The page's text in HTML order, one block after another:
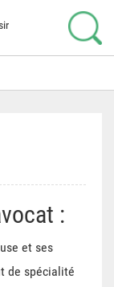
:
et ses
de spécialité